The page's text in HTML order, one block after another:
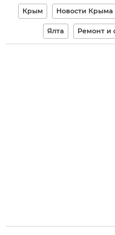
Крым Новости Крыма
Ялта Ремонт и